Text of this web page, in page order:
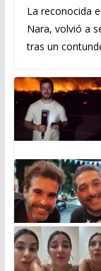
La reconocida
Nara, volvió a
tras un